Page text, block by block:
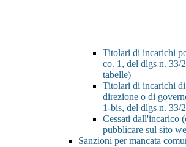
Titolari di incarichi
co. 1, del dlgs n. 33/
tabelle)
Titolari di incarichi
direzione o di
1-bis, del dlgs n. 33/
Cessati dall'incarico
pubblicare sul sito
Sanzioni per mancata